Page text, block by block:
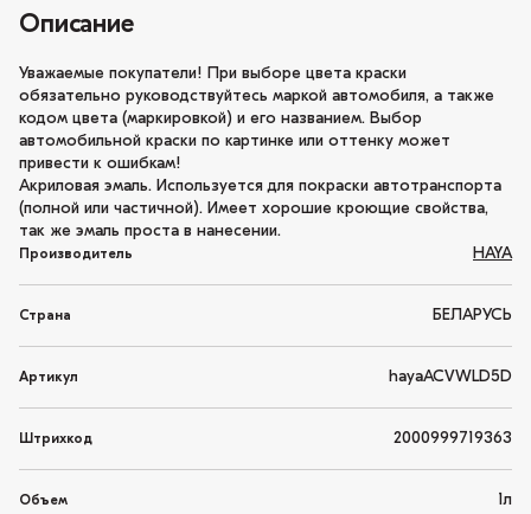
Описание
Уважаемые покупатели! При выборе цвета краски
обязательно руководствуйтесь маркой автомобиля, а также
кодом цвета (маркировкой) и его названием. Выбор
автомобильной краски по картинке или оттенку может
привести к ошибкам!
Акриловая эмаль. Используется для покраски автотранспорта
(полной или частичной). Имеет хорошие кроющие свойства,
так же эмаль проста в нанесении.
Производитель HAYA
Страна БЕЛАРУСЬ
Артикул hayaACVWLD5D
Штрихкод 2000999719363
Объем 1л